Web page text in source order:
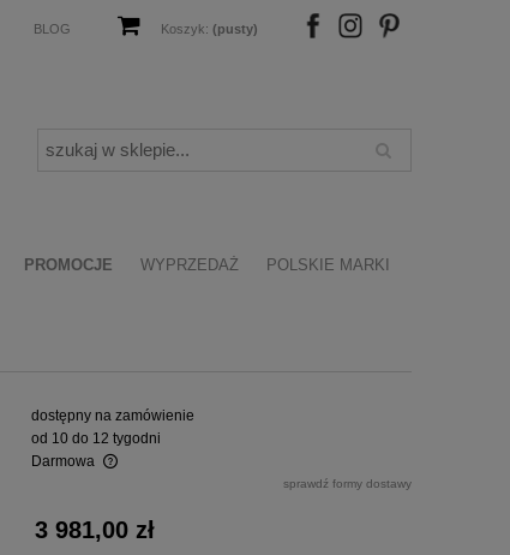
BLOG Koszyk: (pusty) FB IN
PROMOCJE WYPRZEDAŻ POLSKIE MARKI
dostępny na zamówienie
od 10 do 12 tygodni
Darmowa
sprawdź formy dostawy
3 981,00 zł